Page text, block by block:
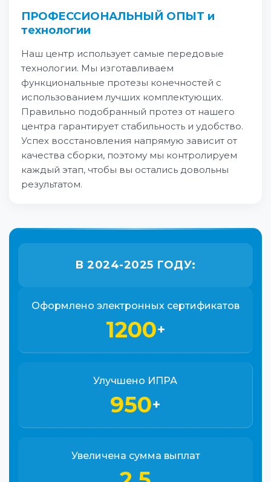
ПРОФЕССИОНАЛЬНЫЙ ОПЫТ и
технологии
Наш центр использует самые передовые
технологии. Мы изготавливаем
функциональные протезы конечностей с
использованием лучших комплектующих.
Правильно подобранный протез от нашего
центра гарантирует стабильность и удобство.
Успех восстановления напрямую зависит от
качества сборки, поэтому мы контролируем
каждый этап, чтобы вы остались довольны
результатом.
В 2024-2025 ГОДУ:
Оформлено электронных сертификатов
1200+
Улучшено ИПРА
950+
Увеличена сумма выплат